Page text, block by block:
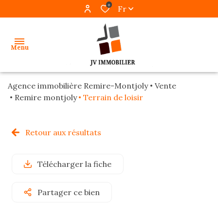
0 Fr
Menu
accueil
locations
gestion
neufs
Agence immobilière Remire-Montjoly
Vente
Remire montjoly
Terrain de loisir
Retour aux résultats
Télécharger la fiche
Partager ce bien